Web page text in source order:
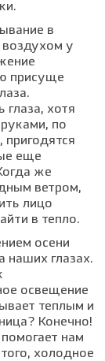
в
у
присуще
глаза, хотя
по
пригодятся
еще
же
ветром,
лицо
в тепло.
осени
наших глазах.
освещение
теплым и
Конечно!
нам
холодное